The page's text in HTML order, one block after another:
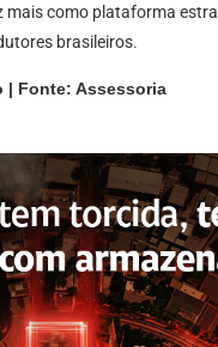
mais como plataforma
brasileiros.
| Fonte: Assessoria